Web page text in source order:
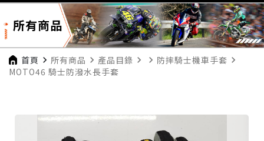
所有商品
首頁 navigate_next 所有商品 navigate_next 產品目錄 navigate_next navigate_next 防摔騎士機車手套 navigate_next
MOTO46 騎士防潑水長手套